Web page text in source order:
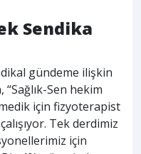
Sendika
gündeme ilişkin
Sen hekim
için fizyoterapist
Tek derdimiz
için